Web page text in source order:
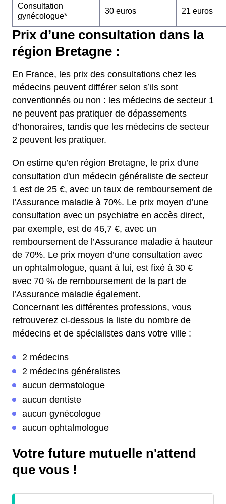
Consultation
gynécologue*
30 euros 21 euros
Prix d’une consultation dans la
région Bretagne :
En France, les prix des consultations chez les
médecins peuvent différer selon s’ils sont
conventionnés ou non : les médecins de secteur 1
ne peuvent pas pratiquer de dépassements
d’honoraires, tandis que les médecins de secteur
2 peuvent les pratiquer.
On estime qu’en région Bretagne, le prix d'une
consultation d'un médecin généraliste de secteur
1 est de 25 €, avec un taux de remboursement de
l’Assurance maladie à 70%. Le prix moyen d’une
consultation avec un psychiatre en accès direct,
par exemple, est de 46,7 €, avec un
remboursement de l’Assurance maladie à hauteur
de 70%. Le prix moyen d’une consultation avec
un ophtalmologue, quant à lui, est fixé à 30 €
avec 70 % de remboursement de la part de
l’Assurance maladie également.
Concernant les différentes professions, vous
retrouverez ci-dessous la liste du nombre de
médecins et de spécialistes dans votre ville :
2 médecins
2 médecins généralistes
aucun dermatologue
aucun dentiste
aucun gynécologue
aucun ophtalmologue
Votre future mutuelle n'attend
que vous !